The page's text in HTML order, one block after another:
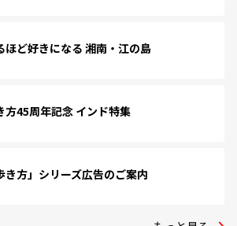
ほど好きになる 湘南・江の島
方45周年記念 インド特集
き方」シリーズ広告のご案内